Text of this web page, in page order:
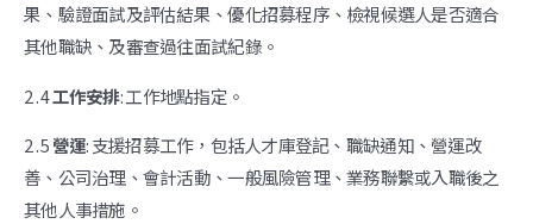
果、驗證面試及評估結果、優化招募程序、檢視候選人是否適合
其他職缺、及審查過往面試紀錄。
2 . 4工作安排: 工作地點指定。
2 . 5營運: 支援招募工作，包括人才庫登記、職缺通知、營運改
善、公司治理、會計活動、一般風險管理、業務聯繫或入職後之
其他人事措施。